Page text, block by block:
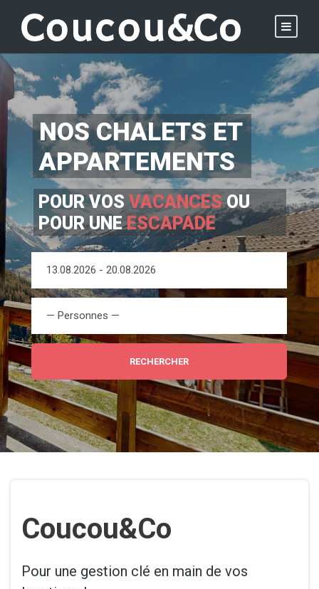
NOS CHALETS ET
APPARTEMENTS
POUR VOS VACANCESOU
POUR UNEESCAPADE
Coucou&Co
Pour une gestion clé en main de vos